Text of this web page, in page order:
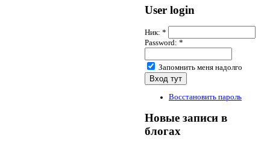
User login
Ник: *
Password: *
Запомнить меня надолго
Восстановить пароль
Новые записи в
блогах